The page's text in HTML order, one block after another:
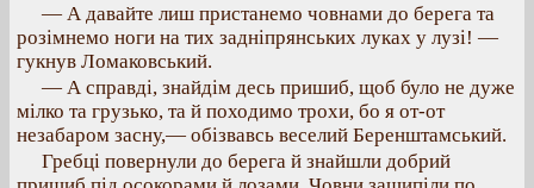
— А давайте лиш пристанемо човнами до берега та
розімнемо ноги на тих задніпрянських луках у лузі! —
гукнув Ломаковський.
— А справді, знайдім десь пришиб, щоб було не дуже
мілко та грузько, та й походимо трохи, бо я от-от
незабаром засну,— обізвавсь веселий Беренштамський.
Гребці повернули до берега й знайшли добрий